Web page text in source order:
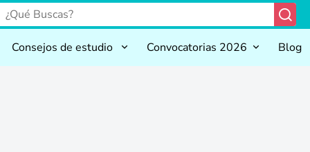
Consejos de estudio Convocatorias 2026 Blog